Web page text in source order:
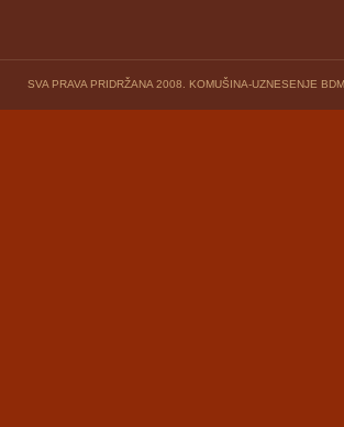
SVA PRAVA PRIDRŽANA 2008. KOMUŠINA-UZNESENJE